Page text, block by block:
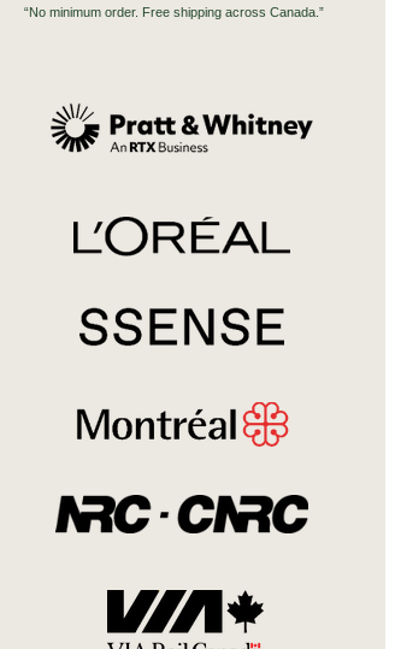
“No minimum order. Free shipping across Canada.”